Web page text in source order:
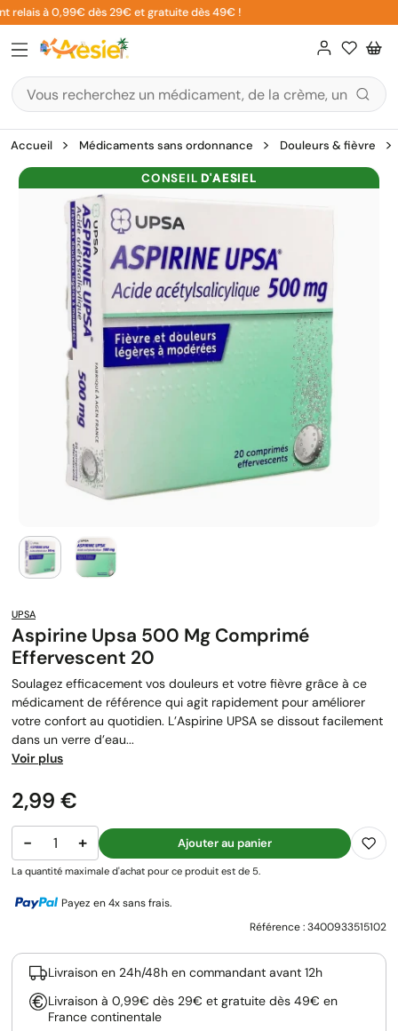
Aller
au
contenu
relais à 0,99€ dès 29€ et gratuite dès 49€ !
Accueil Médicaments sans ordonnance Douleurs & fièvre
CONSEILD'AESIEL
UPSA
Aspirine Upsa 500 Mg Comprimé
Effervescent 20
Soulagez efficacement vos douleurs et votre fièvre grâce à ce
médicament de référence qui agit rapidement pour améliorer
votre confort au quotidien. L’Aspirine UPSA se dissout facilement
dans un verre d’eau...
Voir plus
Prix
2,99 €
− + Ajouter au panier
La quantité maximale d'achat pour ce produit est de 5.
Payez en 4x sans frais.
Référence :3400933515102
Livraison en 24h/48h en commandant avant 12h
Livraison à 0,99€ dès 29€ et gratuite dès 49€ en
France continentale